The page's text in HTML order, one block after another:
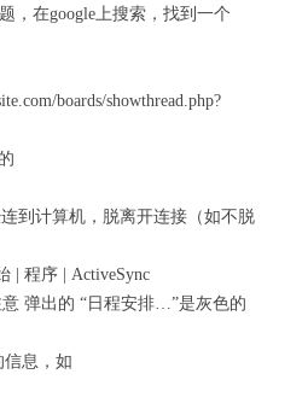
，在google上搜索，找到一个
boards/showthread.php?
到计算机，脱离开连接（如不脱
| 程序 | ActiveSync
弹出的 “日程安排…”是灰色的
息，如